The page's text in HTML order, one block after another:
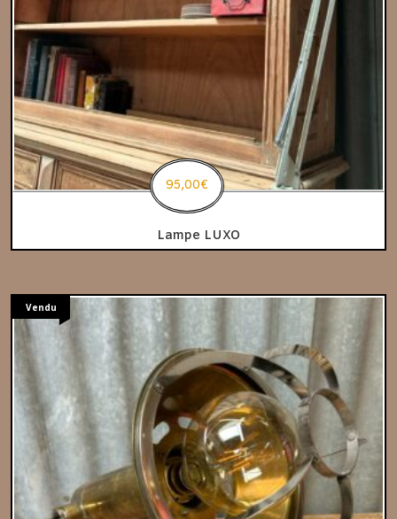
Lampe LUXO
95,00€
Vendu